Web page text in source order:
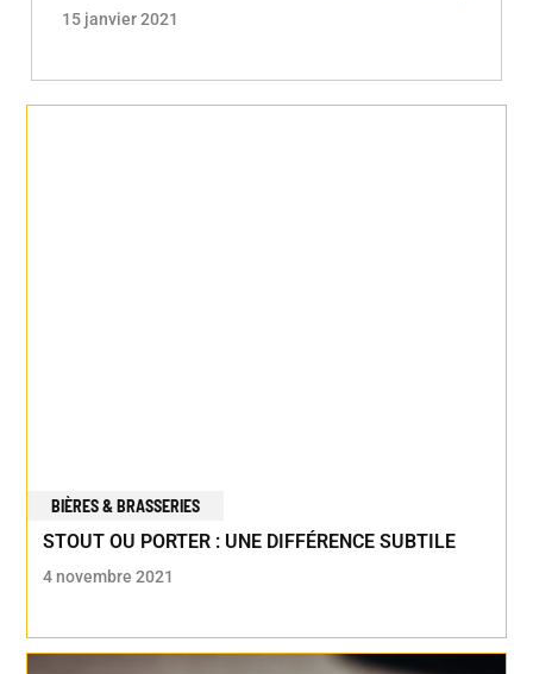
15 janvier 2021
BIÈRES & BRASSERIES
STOUT OU PORTER : UNE DIFFÉRENCE SUBTILE
4 novembre 2021